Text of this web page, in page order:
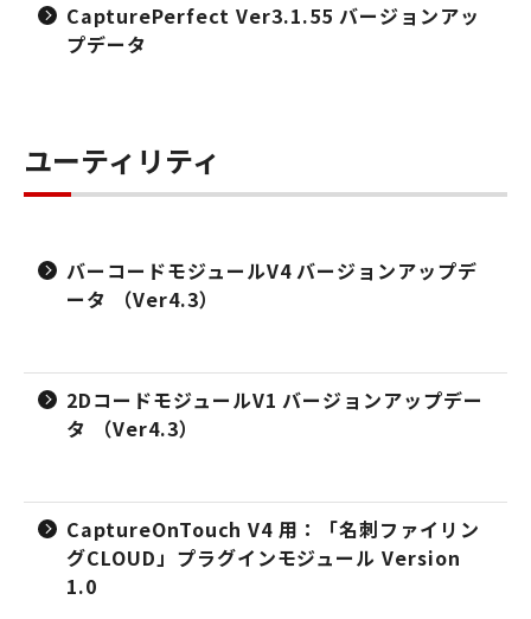
CapturePerfect Ver3.1.55 バージョンアッ
プデータ
ユーティリティ
バーコードモジュールV4 バージョンアップデ
ータ （Ver4.3）
2DコードモジュールV1 バージョンアップデー
タ （Ver4.3）
CaptureOnTouch V4 用：「名刺ファイリン
グCLOUD」プラグインモジュール Version
1.0